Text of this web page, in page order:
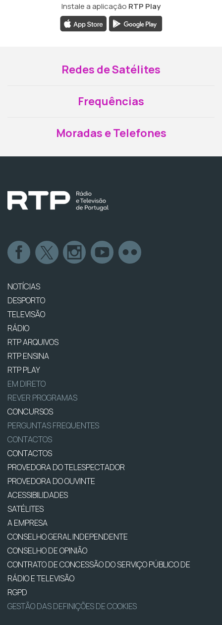
Instale a aplicação RTP Play
Redes de Satélites
Frequências
Moradas e Telefones
NOTÍCIAS
DESPORTO
TELEVISÃO
RÁDIO
RTP ARQUIVOS
RTP ENSINA
RTP PLAY
EM DIRETO
REVER PROGRAMAS
CONCURSOS
PERGUNTAS FREQUENTES
CONTACTOS
CONTACTOS
PROVEDORA DO TELESPECTADOR
PROVEDORA DO OUVINTE
ACESSIBILIDADES
SATÉLITES
A EMPRESA
CONSELHO GERAL INDEPENDENTE
CONSELHO DE OPINIÃO
CONTRATO DE CONCESSÃO DO SERVIÇO PÚBLICO DE
RÁDIO E TELEVISÃO
RGPD
GESTÃO DAS DEFINIÇÕES DE COOKIES